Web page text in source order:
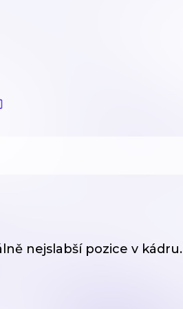
nejslabší pozice v kádru.